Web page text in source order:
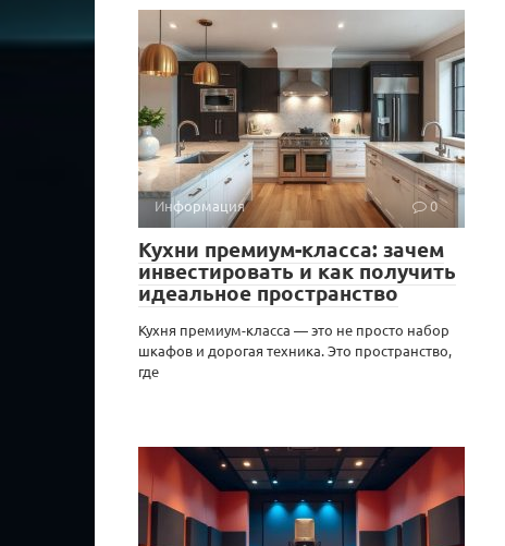
Информация 0
Кухни премиум-класса: зачем
инвестировать и как получить
идеальное пространство
Кухня премиум-класса — это не просто набор
шкафов и дорогая техника. Это пространство,
где